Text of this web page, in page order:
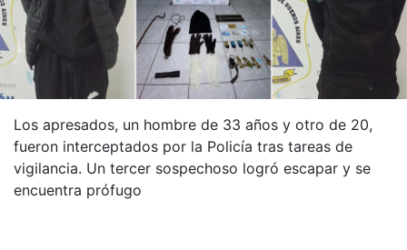
Los apresados, un hombre de 33 años y otro de 20,
fueron interceptados por la Policía tras tareas de
vigilancia. Un tercer sospechoso logró escapar y se
encuentra prófugo